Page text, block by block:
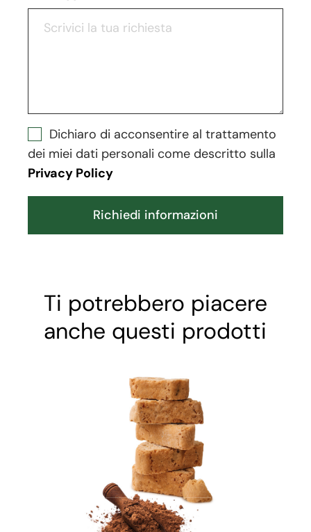
Dichiaro di acconsentire al trattamento
dei miei dati personali come descritto sulla
Privacy Policy
Richiedi informazioni
Ti potrebbero piacere
anche questi prodotti